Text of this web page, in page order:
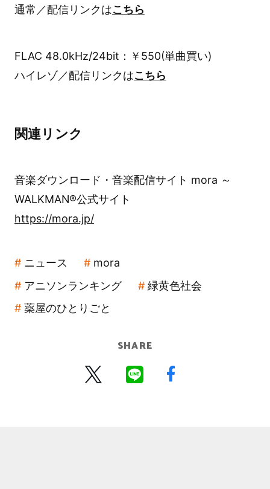
通常／配信リンクはこちら
FLAC 48.0kHz/24bit：￥550(単曲買い)
ハイレゾ／配信リンクはこちら
関連リンク
音楽ダウンロード・音楽配信サイト mora ～
WALKMAN®公式サイト
https://mora.jp/
ニュース
mora
アニソンランキング
緑黄色社会
薬屋のひとりごと
SHARE